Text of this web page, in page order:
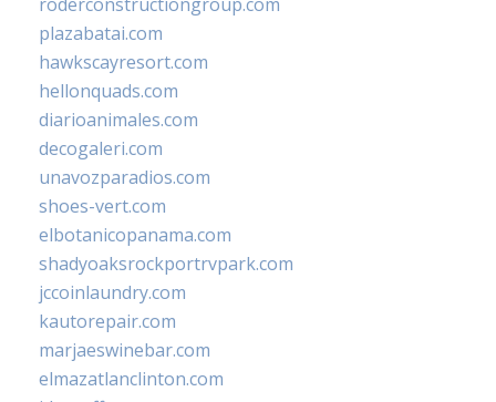
plazabatai.com
hawkscayresort.com
hellonquads.com
diarioanimales.com
decogaleri.com
unavozparadios.com
shoes-vert.com
elbotanicopanama.com
shadyoaksrockportrvpark.com
jccoinlaundry.com
kautorepair.com
marjaeswinebar.com
elmazatlanclinton.com